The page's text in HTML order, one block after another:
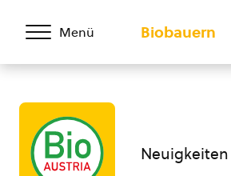
Menü Biobauern
Neuigkeiten